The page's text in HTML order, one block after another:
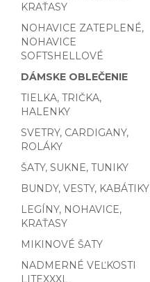
KRAŤASY
NOHAVICE ZATEPLENÉ,
NOHAVICE
SOFTSHELLOVÉ
DÁMSKE OBLEČENIE
TIELKA, TRIČKA,
HALENKY
SVETRY, CARDIGANY,
ROLÁKY
ŠATY, SUKNE, TUNIKY
BUNDY, VESTY, KABÁTIKY
LEGÍNY, NOHAVICE,
KRAŤASY
MIKINOVÉ ŠATY
NADMERNÉ VEĽKOSTI
LITEXXXL